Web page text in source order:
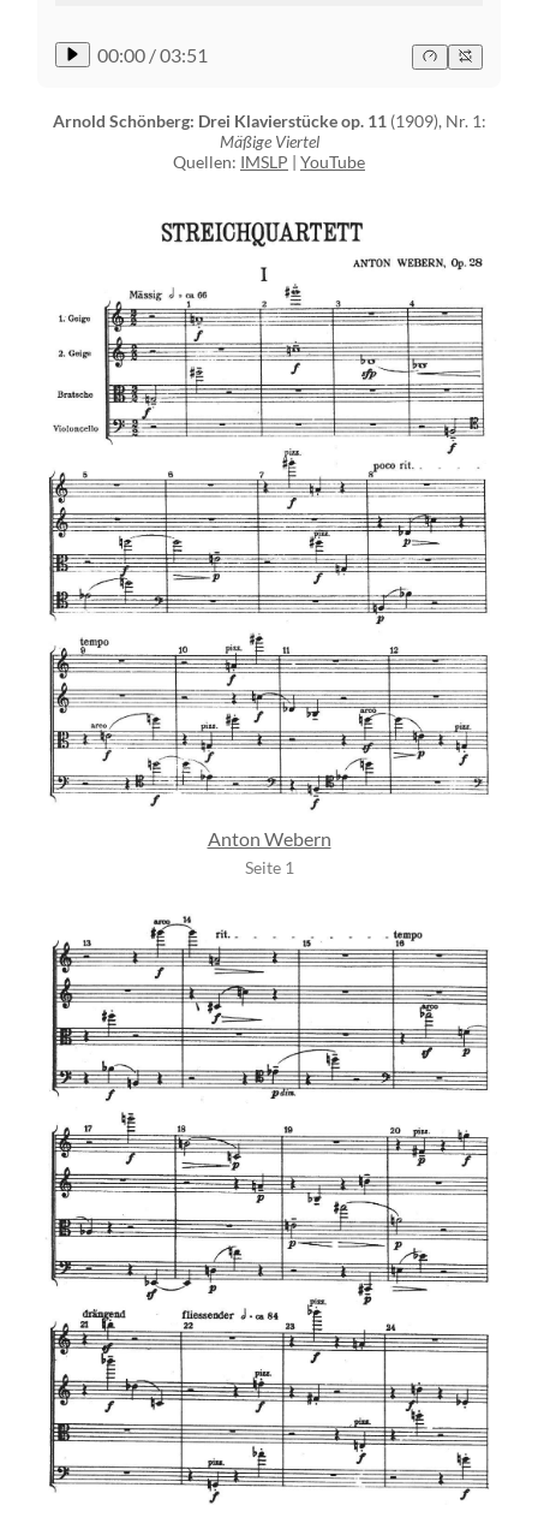
00:00 /03:51
Arnold Schönberg: Drei Klavierstücke op. 11 (1909), Nr. 1:
Mäßige Viertel
Quellen: IMSLP | YouTube
Anton Webern
Seite 1